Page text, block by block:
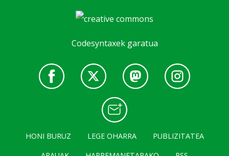
Codesyntaxek garatua
HONI BURUZ LEGE OHARRA
PUBLIZITATEA